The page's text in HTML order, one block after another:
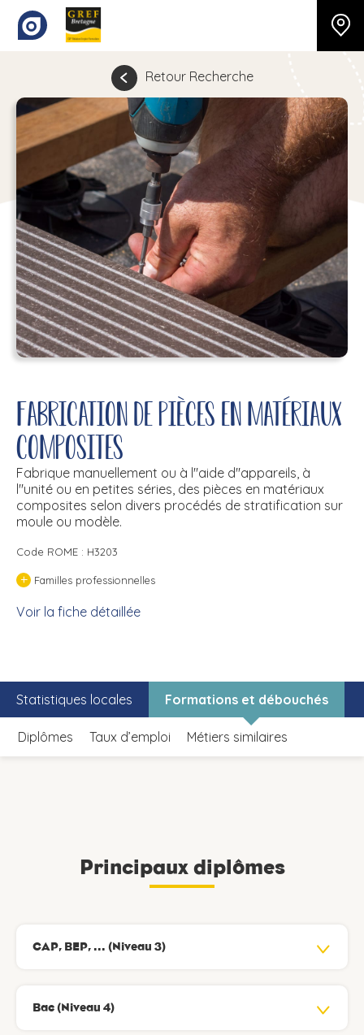
Retour Recherche
Fabrication de pièces en matériaux
composites
Fabrique manuellement ou à l''aide d''appareils, à
l''unité ou en petites séries, des pièces en matériaux
composites selon divers procédés de stratification sur
moule ou modèle.
Code ROME : H3203
+ Familles professionnelles
Voir la fiche détaillée
Statistiques locales Formations et débouchés
Diplômes Taux d’emploi Métiers similaires
Principaux diplômes
CAP, BEP, ... (Niveau 3)
Bac (Niveau 4)